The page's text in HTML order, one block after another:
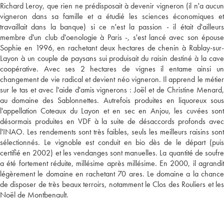
Richard Leroy, que rien ne prédisposait à devenir vigneron (il n'a aucun
vigneron dans sa famille et a étudié les sciences économiques et
travaillait dans la banque) si ce n'est la passion - il était d'ailleurs
membre d'un club d'oenologie à Paris -, s'est lancé avec son épouse
Sophie en 1996, en rachetant deux hectares de chenin à Rablay-sur-
Layon à un couple de paysans sui produisait du raisin destiné à la cave
coopérative. Avec ses 2 hectares de vignes il entame ainsi un
changement de vie radical et devient néo vigneron. Il apprend le métier
sur le tas et avec l'aide d'amis vignerons : Joël et de Christine Menard,
au domaine des Sablonnettes. Autrefois produites en liquoreux sous
l'appellation Coteaux du Layon et en sec en Anjou, les cuvées sont
désormais produites en VDF à la suite de désaccords profonds avec
l'INAO. Les rendements sont très faibles, seuls les meilleurs raisins sont
sélectionnés. Le vignoble est conduit en bio dès de le départ (puis
certifié en 2002) et les vendanges sont manuelles. La quantité de soufre
a été fortement réduite, millésime après millésime. En 2000, il agrandit
légèrement le domaine en rachetant 70 ares. Le domaine a la chance
de disposer de très beaux terroirs, notamment le Clos des Rouliers et les
Noël de Montbenault.